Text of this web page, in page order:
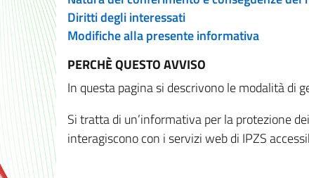
Diritti degli interessati
Modifiche alla presente informativa
PERCHÈ QUESTO AVVISO
In questa pagina si descrivono le modalità di
Si tratta di un’informativa per la protezione
interagiscono con i servizi web di IPZS